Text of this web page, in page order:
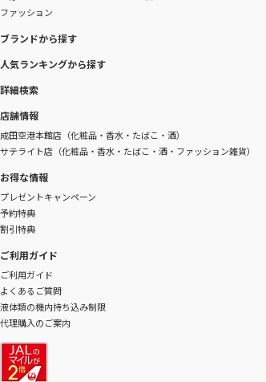
ファッション
ブランドから探す
人気ランキングから探す
詳細検索
店舗情報
成田空港本館店（化粧品・香水・たばこ・酒）
サテライト店（化粧品・香水・たばこ・酒・ファッション雑貨）
お得な情報
プレゼントキャンペーン
予約特典
割引特典
ご利用ガイド
ご利用ガイド
よくあるご質問
液体類の機内持ち込み制限
代理購入のご案内